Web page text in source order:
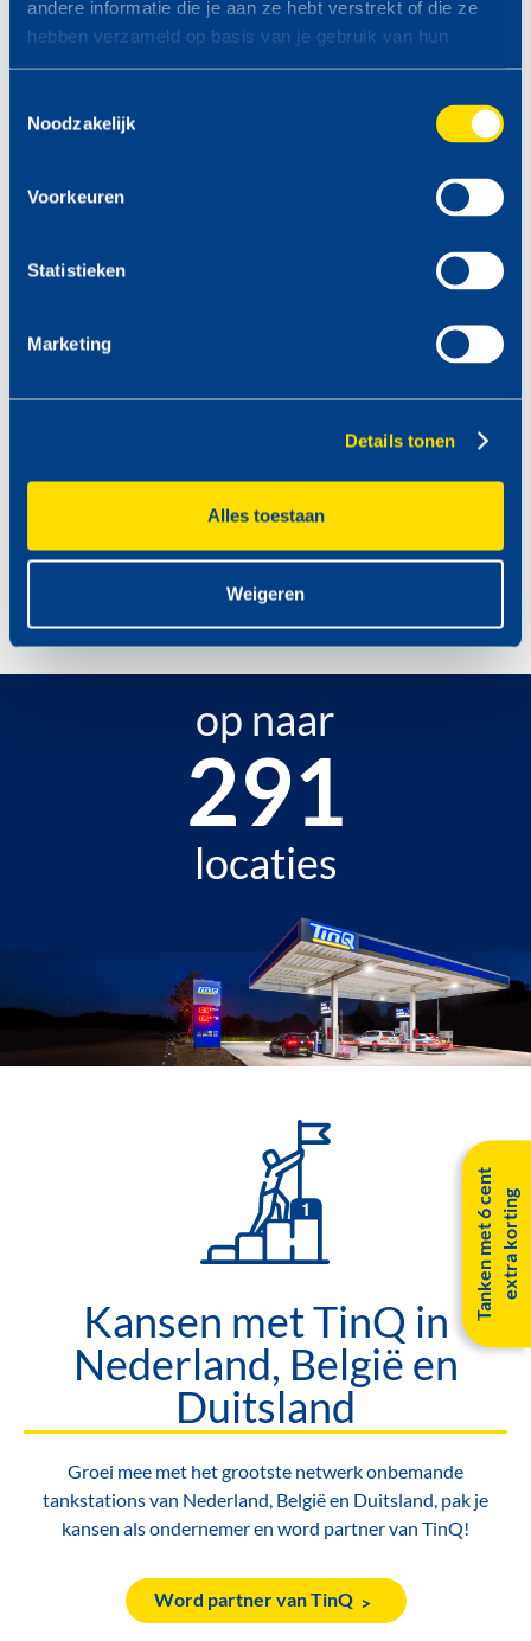
andere informatie die je aan ze hebt verstrekt of die ze
hebben verzameld op basis van je gebruik van hun
services.
Noodzakelijk
Voorkeuren
Statistieken
Marketing
Details tonen
Alles toestaan
Weigeren
T
a
n
k
e
n
m
e
t
6
c
e
n
t
e
x
t
r
a
k
o
r
t
i
ng
op naar
346
locaties
Kansen met TinQ in
Nederland, België en
Duitsland
Groei mee met het grootste netwerk onbemande
tankstations van Nederland, België en Duitsland, pak je
kansen als ondernemer en word partner van TinQ!
Word partner van TinQ